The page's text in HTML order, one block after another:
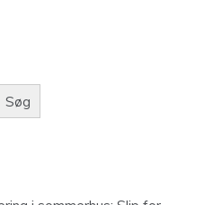
Søg